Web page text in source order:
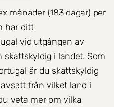
månader (183 dagar) per
har ditt
vid utgången av
skattskyldig i landet. Som
är du skattskyldig
från vilket land i
veta mer om vilka